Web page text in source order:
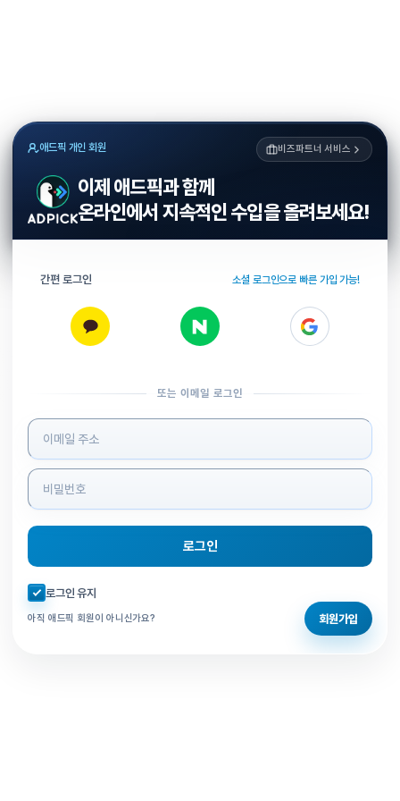
애드픽 개인 회원 비즈파트너 서비스
이제 애드픽과 함께
온라인에서 지속적인 수입을 올려보세요!
간편 로그인 소셜 로그인으로 빠른 가입 가능!
또는 이메일 로그인
로그인 정보 입력
로그인
자동로그인 체크
로그인 유지
아직 애드픽 회원이 아니신가요? 회원가입